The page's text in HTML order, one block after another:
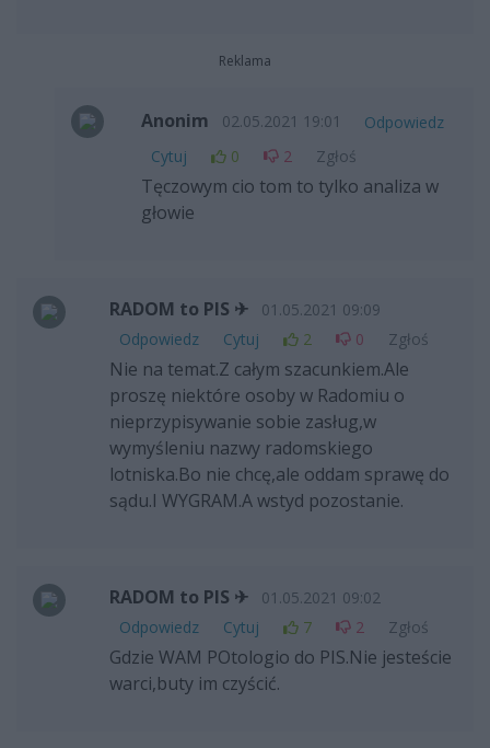
Reklama
Anonim 02.05.2021 19:01
Odpowiedz
Cytuj
0 2 Zgłoś
Tęczowym cio tom to tylko analiza w
głowie
RADOM to PIS ✈
01.05.2021 09:09
Odpowiedz
Cytuj 2 0 Zgłoś
Nie na temat.Z całym szacunkiem.Ale
proszę niektóre osoby w Radomiu o
nieprzypisywanie sobie zasług,w
wymyśleniu nazwy radomskiego
lotniska.Bo nie chcę,ale oddam sprawę do
sądu.I WYGRAM.A wstyd pozostanie.
RADOM to PIS ✈
01.05.2021 09:02
Odpowiedz
Cytuj 7 2 Zgłoś
Gdzie WAM POtologio do PIS.Nie jesteście
warci,buty im czyścić.